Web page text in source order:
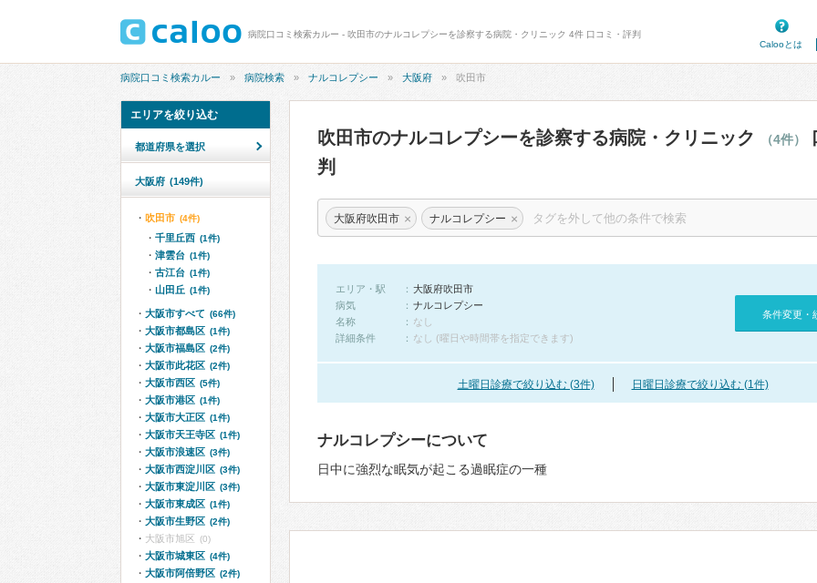
病院口コミ検索カルー - 吹田市のナルコレプシーを診察する病院・クリニック 4件 口コミ・評判
Calooとは
病院口コミ検索カルー 病院検索 ナルコレプシー 大阪府 吹田市
吹田市のナルコレプシーを診察する病院・クリニック （4件）
判
大阪府吹田市 × ナルコレプシー ×
エリア・駅
大阪府吹田市
病気
ナルコレプシー
名称
なし
詳細条件
なし (曜日や時間帯を指定できます)
条件変更・
土曜日診療で絞り込む (3件) 日曜日診療で絞り込む (1件)
ナルコレプシーについて
日中に強烈な眠気が起こる過眠症の一種
エリアを絞り込む
都道府県を選択
大阪府 (149件)
吹田市 (4件)
千里丘西 (1件)
津雲台 (1件)
古江台 (1件)
山田丘 (1件)
大阪市すべて (66件)
大阪市都島区 (1件)
大阪市福島区 (2件)
大阪市此花区 (2件)
大阪市西区 (5件)
大阪市港区 (1件)
大阪市大正区 (1件)
大阪市天王寺区 (1件)
大阪市浪速区 (3件)
大阪市西淀川区 (3件)
大阪市東淀川区 (3件)
大阪市東成区 (1件)
大阪市生野区 (2件)
大阪市旭区 (0)
大阪市城東区 (4件)
大阪市阿倍野区 (2件)